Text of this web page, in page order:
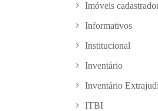
Imóveis
Informativos
Institucional
Inventário
Inventário
ITBI